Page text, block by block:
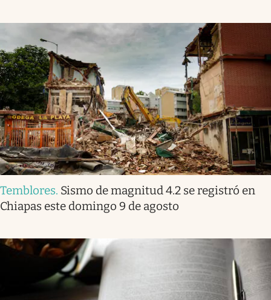
Temblores. Sismo de magnitud 4.2 se registró en
Chiapas este domingo 9 de agosto